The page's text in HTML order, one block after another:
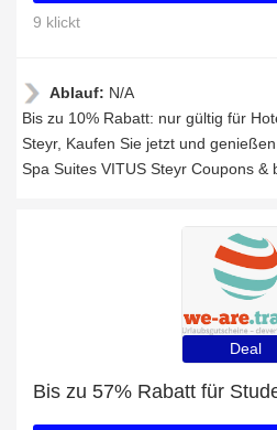
9 klickt
Ablauf: N/A
Bis zu 10% Rabatt: nur gültig für
Steyr, Kaufen Sie jetzt und
Spa Suites VITUS Steyr Coupons &
Deal
Bis zu 57% Rabatt für